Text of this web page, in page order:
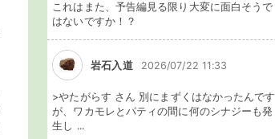
これはまた、予告編見る限り大変に面白そうで
はないですか！？
岩石入道 2026/07/22 11:33
>やたがらす さん 別にまずくはなかったんです
が、ワカモレとパティの間に何のシナジーも発
生し ...